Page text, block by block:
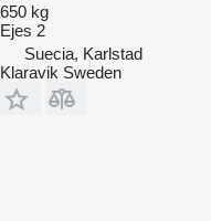
650 kg
Ejes 2
Suecia, Karlstad
Klaravik Sweden